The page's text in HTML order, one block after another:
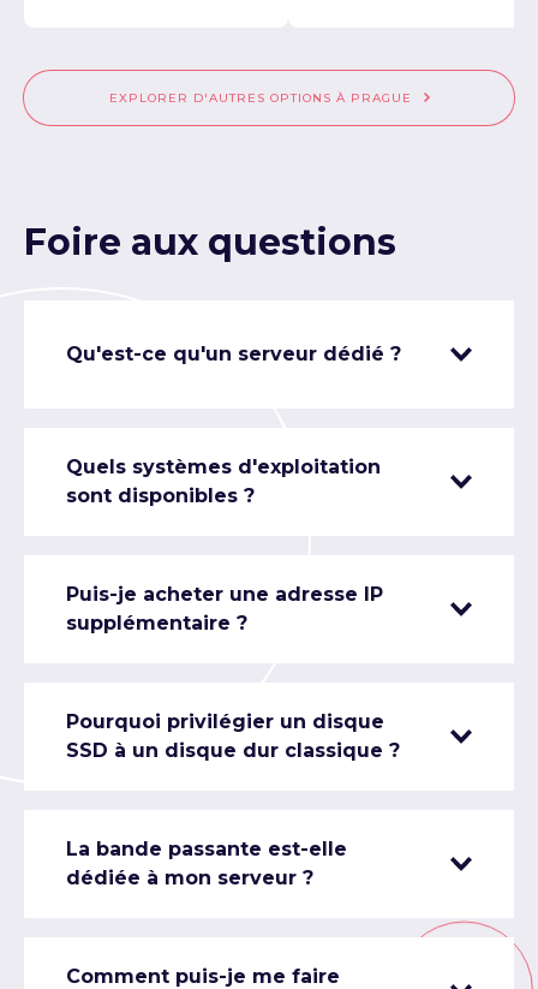
EXPLORER D'AUTRES OPTIONS À PRAGUE
Foire aux questions
Qu'est-ce qu'un serveur dédié ?
Quels systèmes d'exploitation
sont disponibles ?
Puis-je acheter une adresse IP
supplémentaire ?
Pourquoi privilégier un disque
SSD à un disque dur classique ?
La bande passante est-elle
dédiée à mon serveur ?
Comment puis-je me faire